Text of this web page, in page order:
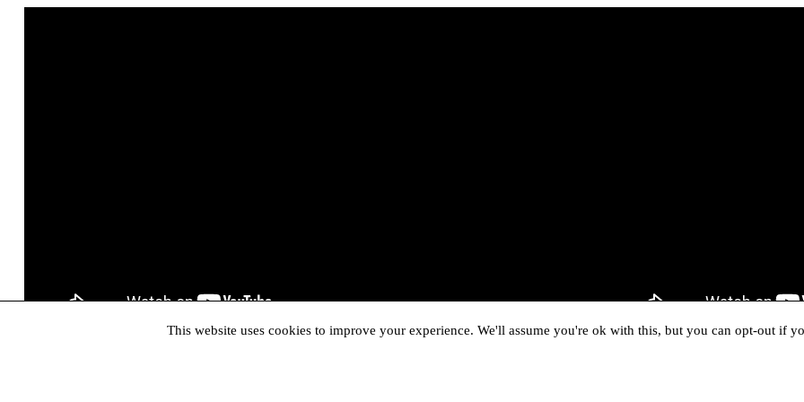
Arhiva Contemporană CNDB – Fond Video
This website uses cookies to improve your experience. We'll assume you're ok with this, but you can opt-out if